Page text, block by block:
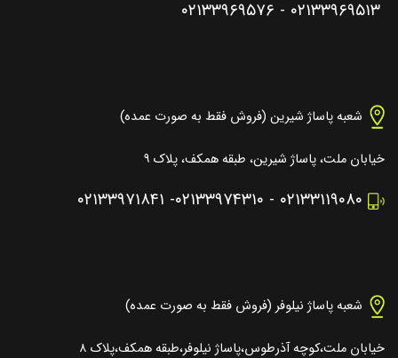
۰۲۱۳۳۹۶۹۵۱۳ - ۰۲۱۳۳۹۶۹۵۷۶
شعبه پاساژ شیرین (فروش فقط به صورت عمده)
خیابان ملت، پاساژ شیرین، طبقه همکف، پلاک ۹
۰۲۱۳۳۱۱۹۰۸۰ - ۰۲۱۳۳۹۷۴۳۱۰- ۰۲۱۳۳۹۷۱۸۴۱
شعبه پاساژ نیلوفر (فروش فقط به صورت عمده)
خیابان ملت،کوچه آذرطوس،پاساژ نیلوفر،طبقه همکف،پلاک ۸